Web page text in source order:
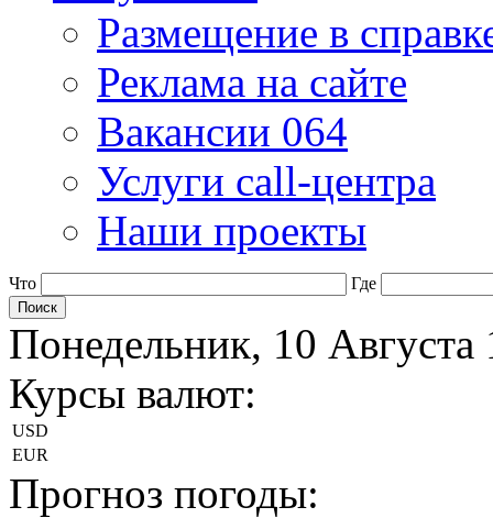
Размещение в
Реклама на сайте
Вакансии 064
Услуги call-центра
Наши проекты
Что Где
Понедельник, 10 Августа
Курсы валют:
USD
EUR
Прогноз погоды: